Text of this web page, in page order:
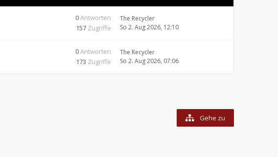
0Antworten
157 Zugriffe
The Recycler
So 2. Aug 2026, 12:10
0Antworten
173 Zugriffe
The Recycler
So 2. Aug 2026, 07:06
Gehe zu